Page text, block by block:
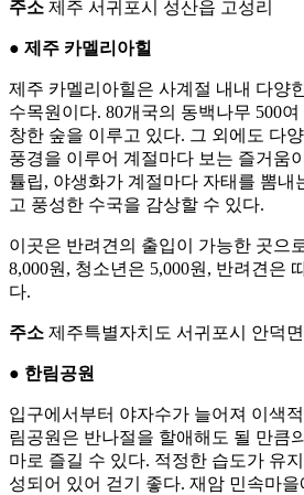
주소 제주 서귀포시 성산읍 고성리
● 제주 카멜리아힐
제주 카멜리아힐은 사계절 내내 다양
수목원이다. 80개국의 동백나무 500
창한 숲을 이루고 있다. 그 외에도 다
풍경을 이루어 계절마다 보는 즐거움
튤립, 야생화가 계절마다 자태를 뽐내
고 풍성한 수국을 감상할 수 있다.
이곳은 반려견의 출입이 가능한 곳으
8,000원, 청소년은 5,000원, 반려견은
다.
주소 제주특별자치도 서귀포시 안덕
● 한림공원
입구에서부터 야자수가 늘어져 이색
림공원은 반나절을 할애해도 될 만큼
마로 즐길 수 있다. 적정한 습도가 유
성되어 있어 걷기 좋다. 재암 민속마